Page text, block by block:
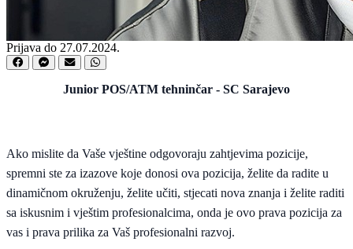
Prijava do 27.07.2024.
Junior POS/ATM tehninčar - SC Sarajevo
Ako mislite da Vaše vještine odgovoraju zahtjevima pozicije,
spremni ste za izazove koje donosi ova pozicija, želite da radite u
dinamičnom okruženju, želite učiti, stjecati nova znanja i želite raditi
sa iskusnim i vještim profesionalcima, onda je ovo prava pozicija za
vas i prava prilika za Vaš profesionalni razvoj.